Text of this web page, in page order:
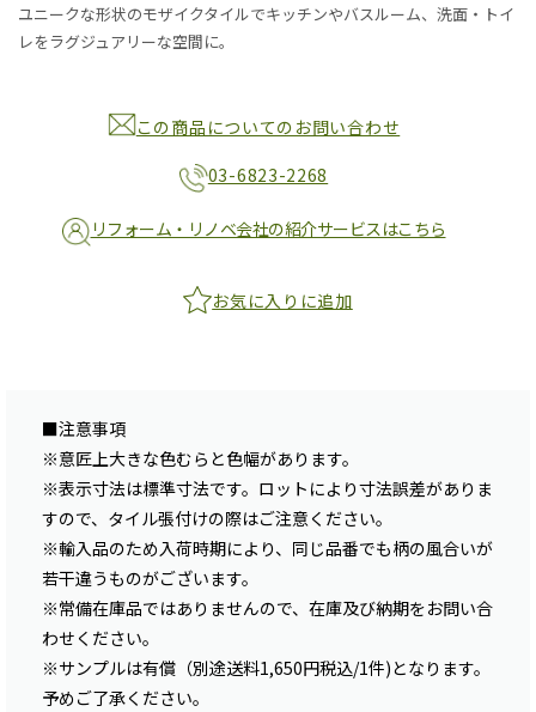
ユニークな形状のモザイクタイルでキッチンやバスルーム、洗面・トイ
レをラグジュアリーな空間に。
この商品についてのお問い合わせ
03-6823-2268
リフォーム・リノベ会社の紹介サービスはこちら
お気に入りに追加
■注意事項
※意匠上大きな色むらと色幅があります。
※表示寸法は標準寸法です。ロットにより寸法誤差がありま
すので、タイル張付けの際はご注意ください。
※輸入品のため入荷時期により、同じ品番でも柄の風合いが
若干違うものがございます。
※常備在庫品ではありませんので、在庫及び納期をお問い合
わせください。
※サンプルは有償（別途送料1,650円税込/1件)となります。
予めご了承ください。